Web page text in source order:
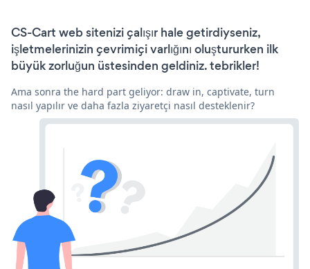
CS-Cart web sitenizi çalışır hale getirdiyseniz,
işletmelerinizin çevrimiçi varlığını oluştururken ilk
büyük zorluğun üstesinden geldiniz. tebrikler!
Ama sonra the hard part geliyor: draw in, captivate, turn
nasıl yapılır ve daha fazla ziyaretçi nasıl desteklenir?